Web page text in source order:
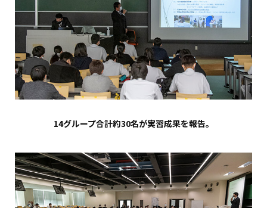
14グループ合計約30名が実習成果を報告。